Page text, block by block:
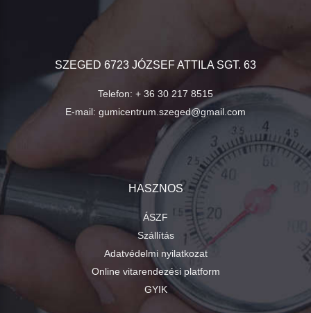
SZEGED 6723 JÓZSEF ATTILA SGT. 63
Telefon: + 36 30 217 8515
E-mail: gumicentrum.szeged@gmail.com
HASZNOS
ÁSZF
Szállítás
Adatvédelmi nyilatkozat
Online vitarendezési platform
GYIK